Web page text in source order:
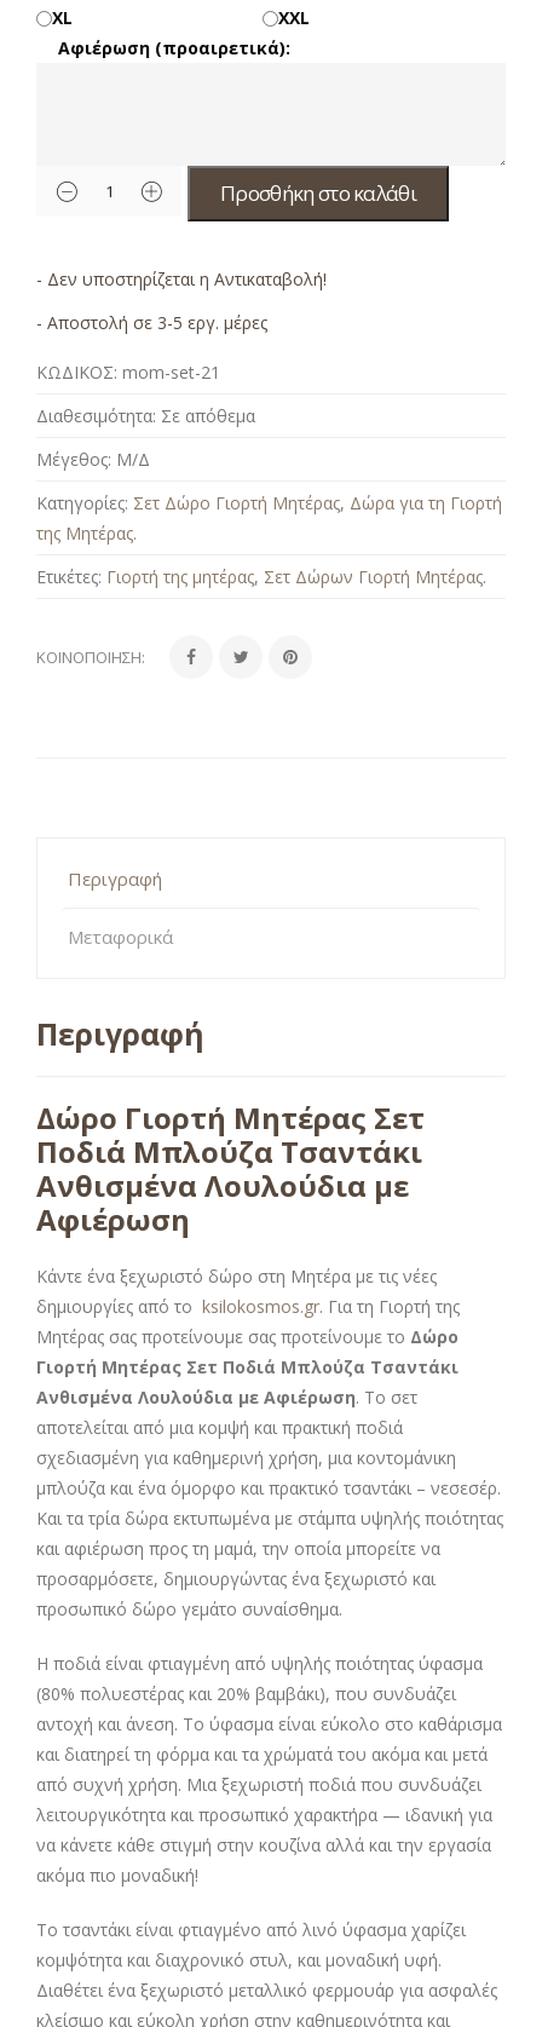
XL
XXL
Αφιέρωση (προαιρετικά):
Προσθήκη στο καλάθι
- Δεν υποστηρίζεται η Αντικαταβολή!
- Αποστολή σε 3-5 εργ. μέρες
ΚΩΔΙΚΟΣ: mom-set-21
Διαθεσιμότητα: Σε απόθεμα
Μέγεθος: Μ/Δ
Κατηγορίες: Σετ Δώρο Γιορτή Μητέρας, Δώρα για τη Γιορτή
της Μητέρας.
Ετικέτες: Γιορτή της μητέρας, Σετ Δώρων Γιορτή Μητέρας.
ΚΟΙΝΟΠΟΊΗΣΗ:
Περιγραφή
Μεταφορικά
Περιγραφή
Δώρο Γιορτή Μητέρας Σετ
Ποδιά Μπλούζα Τσαντάκι
Ανθισμένα Λουλούδια με
Αφιέρωση
Κάντε ένα ξεχωριστό δώρο στη Μητέρα με τις νέες
δημιουργίες από το ksilokosmos.gr. Για τη Γιορτή της
Μητέρας σας προτείνουμε σας προτείνουμε το Δώρο
Γιορτή Μητέρας Σετ Ποδιά Μπλούζα Τσαντάκι
Ανθισμένα Λουλούδια με Αφιέρωση. Το σετ
αποτελείται από μια κομψή και πρακτική ποδιά
σχεδιασμένη για καθημερινή χρήση, μια κοντομάνικη
μπλούζα και ένα όμορφο και πρακτικό τσαντάκι – νεσεσέρ.
Και τα τρία δώρα εκτυπωμένα με στάμπα υψηλής ποιότητας
και αφιέρωση προς τη μαμά, την οποία μπορείτε να
προσαρμόσετε, δημιουργώντας ένα ξεχωριστό και
προσωπικό δώρο γεμάτο συναίσθημα.
Η ποδιά είναι φτιαγμένη από υψηλής ποιότητας ύφασμα
(80% πολυεστέρας και 20% βαμβάκι), που συνδυάζει
αντοχή και άνεση. Το ύφασμα είναι εύκολο στο καθάρισμα
και διατηρεί τη φόρμα και τα χρώματά του ακόμα και μετά
από συχνή χρήση. Μια ξεχωριστή ποδιά που συνδυάζει
λειτουργικότητα και προσωπικό χαρακτήρα — ιδανική για
να κάνετε κάθε στιγμή στην κουζίνα αλλά και την εργασία
ακόμα πιο μοναδική!
Το τσαντάκι είναι φτιαγμένο από λινό ύφασμα χαρίζει
κομψότητα και διαχρονικό στυλ, και μοναδική υφή.
Διαθέτει ένα ξεχωριστό μεταλλικό φερμουάρ για ασφαλές
κλείσιμο και εύκολη χρήση στην καθημερινότητα και